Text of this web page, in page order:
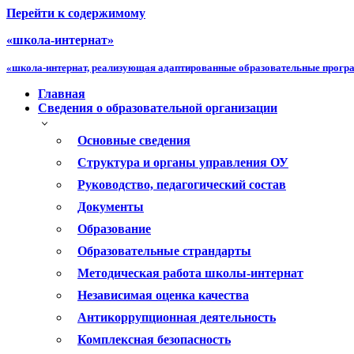
Перейти к содержимому
«школа-интернат»
«школа-интернат, реализующая адаптированные образовательные
Главная
Сведения о образовательной организации
Основные сведения
Структура и органы управления ОУ
Руководство, педагогический состав
Документы
Образование
Образовательные страндарты
Методическая работа школы-интернат
Независимая оценка качества
Антикоррупционная деятельность
Комплексная безопасность